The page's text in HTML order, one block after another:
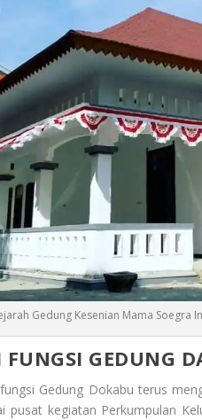
Gedung Kesenian Mama Soegra
GEDUNG
Gedung Dokabu terus
pusat kegiatan Perkumpulan